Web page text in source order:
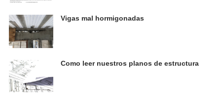
Vigas mal hormigonadas
Como leer nuestros planos de estructura